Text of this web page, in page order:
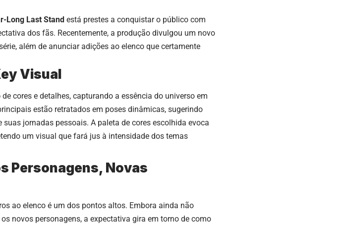
Long Last Stand está prestes a conquistar o público com
dos fãs. Recentemente, a produção divulgou um novo
além de anunciar adições ao elenco que certamente
Visual
cores e detalhes, capturando a essência do universo em
estão retratados em poses dinâmicas, sugerindo
jornadas pessoais. A paleta de cores escolhida evoca
um visual que fará jus à intensidade dos temas
Personagens, Novas
ao elenco é um dos pontos altos. Embora ainda não
novos personagens, a expectativa gira em torno de como